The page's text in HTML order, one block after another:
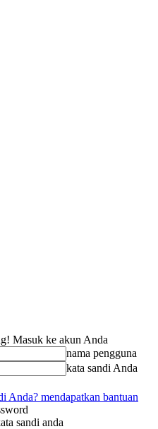
Masuk ke akun Anda
nama pengguna
kata sandi Anda
Anda? mendapatkan bantuan
sandi anda